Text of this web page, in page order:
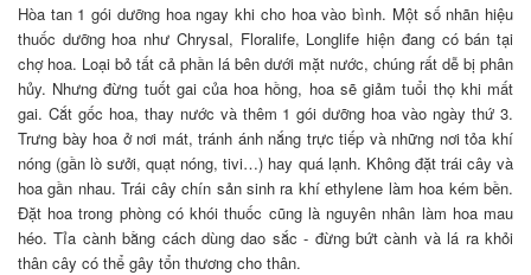
Hòa tan 1 gói dưỡng hoa ngay khi cho hoa vào bình. Một số nhãn hiệu
thuốc dưỡng hoa như Chrysal, Floralife, Longlife hiện đang có bán tại
chợ hoa. Loại bỏ tất cả phần lá bên dưới mặt nước, chúng rất dễ bị phân
hủy. Nhưng đừng tuốt gai của hoa hồng, hoa sẽ giảm tuổi thọ khi mất
gai. Cắt gốc hoa, thay nước và thêm 1 gói dưỡng hoa vào ngày thứ 3.
Trưng bày hoa ở nơi mát, tránh ánh nắng trực tiếp và những nơi tỏa khí
nóng (gần lò sưởi, quạt nóng, tivi…) hay quá lạnh. Không đặt trái cây và
hoa gần nhau. Trái cây chín sản sinh ra khí ethylene làm hoa kém bền.
Đặt hoa trong phòng có khói thuốc cũng là nguyên nhân làm hoa mau
héo. Tỉa cành bằng cách dùng dao sắc - đừng bứt cành và lá ra khỏi
thân cây có thể gây tổn thương cho thân.